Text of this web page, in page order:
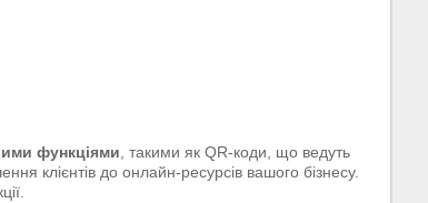
функціями, такими як QR-коди, що ведуть
клієнтів до онлайн-ресурсів вашого бізнесу.